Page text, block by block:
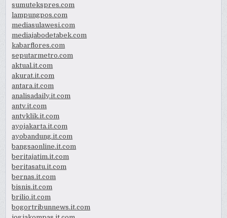
sumutekspres.com
lampungpos.com
mediasulawesi.com
mediajabodetabek.com
kabarflores.com
seputarmetro.com
aktual.it.com
akurat.it.com
antara.it.com
analisadaily.it.com
antv.it.com
antvklik.it.com
ayojakarta.it.com
ayobandung.it.com
bangsaonline.it.com
beritajatim.it.com
beritasatu.it.com
bernas.it.com
bisnis.it.com
brilio.it.com
bogortribunnews.it.com